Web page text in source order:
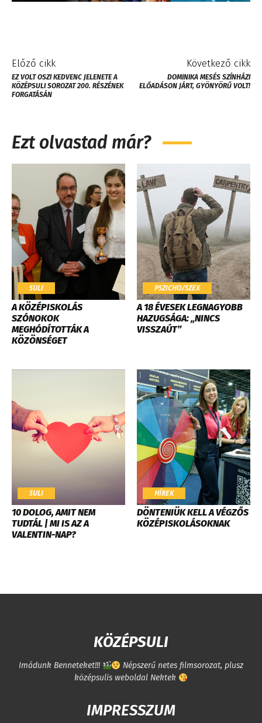
Előző cikk
EZ VOLT OSZI KEDVENC JELENETE A
KÖZÉPSULI SOROZAT 200. RÉSZÉNEK
FORGATÁSÁN
Következő cikk
DOMINIKA MESÉS SZÍNHÁZI
ELŐADÁSON JÁRT, GYÖNYÖRŰ VOLT!
Ezt olvastad már?
SULI
​A KÖZÉPISKOLÁS
SZÓNOKOK
MEGHÓDÍTOTTÁK A
KÖZÖNSÉGET
PSZICHO/SZEX
A 18 ÉVESEK LEGNAGYOBB
HAZUGSÁGA: „NINCS
VISSZAÚT”
SULI
10 DOLOG, AMIT NEM
TUDTÁL | MI IS AZ A
VALENTIN-NAP?
HÍREK
DÖNTENIÜK KELL A VÉGZŐS
KÖZÉPISKOLÁSOKNAK
KÖZÉPSULI
Imádunk Benneteket!!!
Népszerű netes filmsorozat, plusz
középsulis weboldal Nektek
IMPRESSZUM